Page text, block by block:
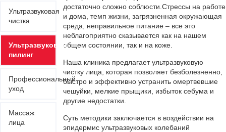
достаточно сложно соблюсти.Стрессы на работе
и дома, темп жизни, загрязненная окружающая
среда, неправильное питание – все это
неблагоприятно сказывается как на нашем
общем состоянии, так и на коже.
Наша клиника предлагает ультразвуковую
чистку лица, которая позволяет безболезненно,
быстро и эффективно устранить омертвевшие
чешуйки, мелкие прыщики, избыток себума и
другие недостатки.
Суть методики заключается в воздействии на
эпидермис ультразвуковых колебаний
Ультразвуковая
чистка
Ультразвуковой
пилинг
Профессиональный
уход
Массаж
лица